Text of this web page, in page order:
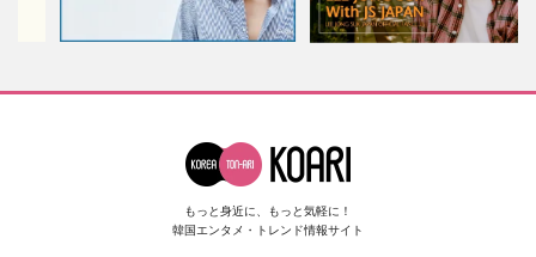
もっと身近に、もっと気軽に！
韓国エンタメ・トレンド情報サイト